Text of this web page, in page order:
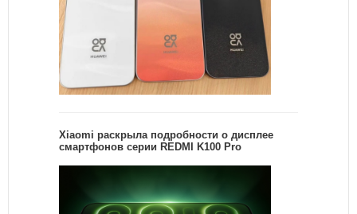
Xiaomi раскрыла подробности о дисплее
смартфонов серии REDMI K100 Pro